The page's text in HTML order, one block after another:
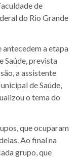
de
do Rio Grande
antecedem a etapa
Saúde, prevista
a assistente
de Saúde,
o tema do
que ocuparam
Ao final na
grupo, que